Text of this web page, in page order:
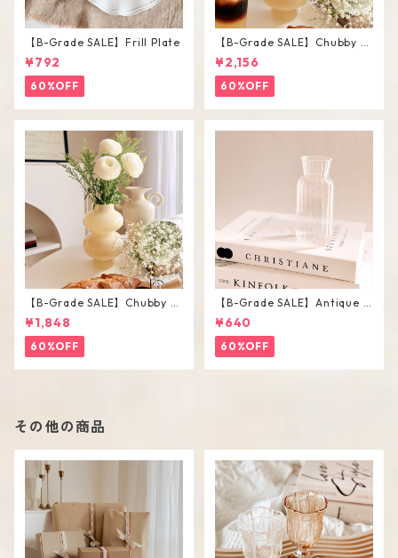
【B-Grade SALE】Frill Plate
¥792
60%OFF
【B-Grade SALE】Chubby V
ase / L
¥2,156
60%OFF
【B-Grade SALE】Chubby V
ase / M
¥1,848
60%OFF
【B-Grade SALE】Antique F
lower Vase #C
¥640
60%OFF
その他の商品